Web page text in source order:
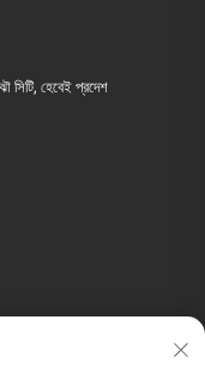
সিটি, হেবেই প্রদেশ